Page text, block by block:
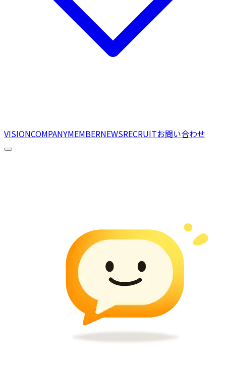
VISIONCOMPANYMEMBERNEWSRECRUITお問い合わせ